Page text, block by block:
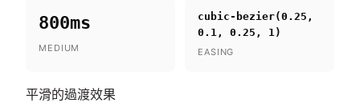
800ms
MEDIUM
cubic-bezier(0.25,
0.1, 0.25, 1)
EASING
平滑的過渡效果